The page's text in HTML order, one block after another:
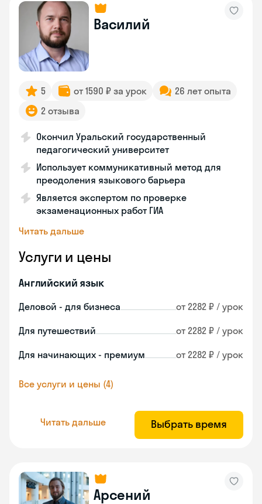
Василий
5 от 1590 ₽ за урок
26 лет опыта
2 отзыва
Окончил Уральский государственный
педагогический университет
Использует коммуникативный метод для
преодоления языкового барьера
Является экспертом по проверке
экзаменационных работ ГИА
Читать дальше
Услуги и цены
Английский язык
Деловой - для бизнеса от 2282 ₽ / урок
Для путешествий от 2282 ₽ / урок
Для начинающих - премиум от 2282 ₽ / урок
Все услуги и цены (4)
Читать дальше Выбрать время
Арсений